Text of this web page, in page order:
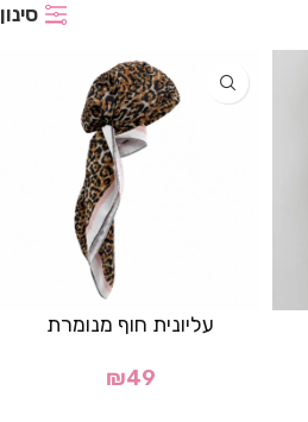
סינון
עליונית חוף מנומרת
₪49